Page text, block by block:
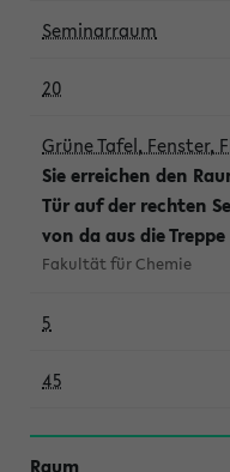
Seminarraum
20
Grüne Tafel, Fenster,
Sie erreichen den
Tür auf der rechten
von da aus die
Fakultät für Chemie
5
45